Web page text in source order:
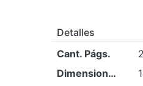
Detalles
Cant. Págs.
Dimensiones